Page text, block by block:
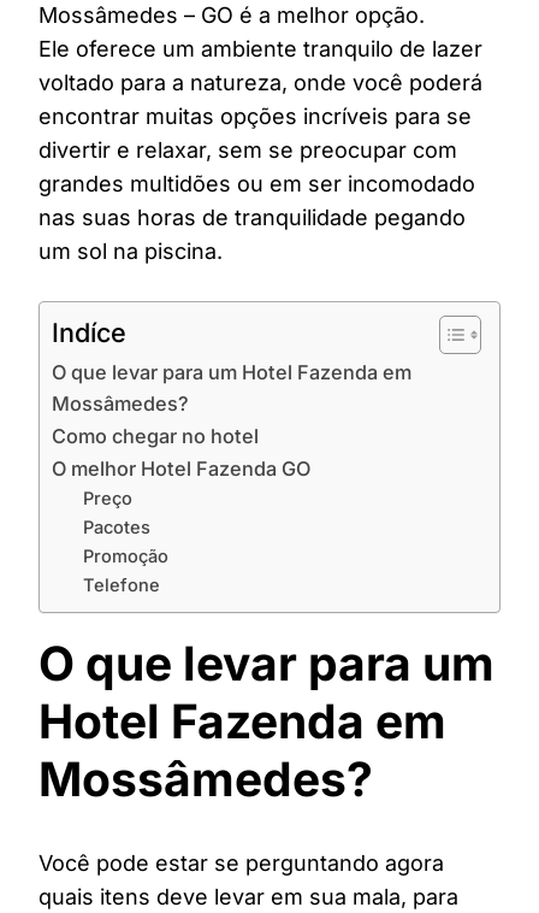
Mossâmedes – GO é a melhor opção.
Ele oferece um ambiente tranquilo de lazer
voltado para a natureza, onde você poderá
encontrar muitas opções incríveis para se
divertir e relaxar, sem se preocupar com
grandes multidões ou em ser incomodado
nas suas horas de tranquilidade pegando
um sol na piscina.
Indíce
O que levar para um Hotel Fazenda em
Mossâmedes?
Como chegar no hotel
O melhor Hotel Fazenda GO
Preço
Pacotes
Promoção
Telefone
O que levar para um
Hotel Fazenda em
Mossâmedes?
Você pode estar se perguntando agora
quais itens deve levar em sua mala, para